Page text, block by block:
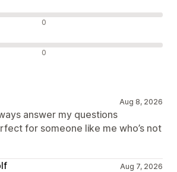
0
0
Aug 8, 2026
answer my questions
for someone like me who’s not
Aug 7, 2026